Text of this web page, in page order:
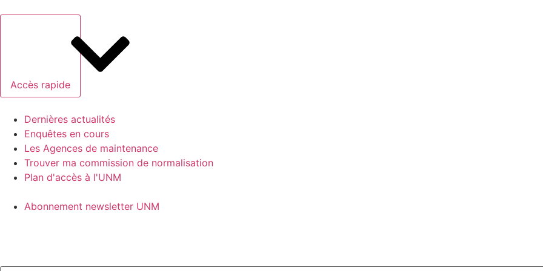
Accès rapide
Dernières actualités
Enquêtes en cours
Les Agences de maintenance
Trouver ma commission de normalisation
Plan d'accès à l'UNM
Abonnement newsletter UNM